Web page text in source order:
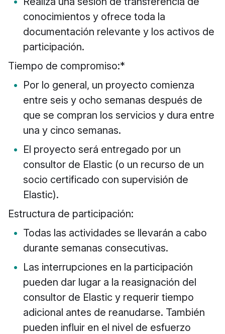
conocimientos y ofrece toda la
documentación relevante y los activos de
participación.
Tiempo de compromiso:*
Por lo general, un proyecto comienza
entre seis y ocho semanas después de
que se compran los servicios y dura entre
una y cinco semanas.
El proyecto será entregado por un
consultor de Elastic (o un recurso de un
socio certificado con supervisión de
Elastic).
Estructura de participación:
Todas las actividades se llevarán a cabo
durante semanas consecutivas.
Las interrupciones en la participación
pueden dar lugar a la reasignación del
consultor de Elastic y requerir tiempo
adicional antes de reanudarse. También
pueden influir en el nivel de esfuerzo